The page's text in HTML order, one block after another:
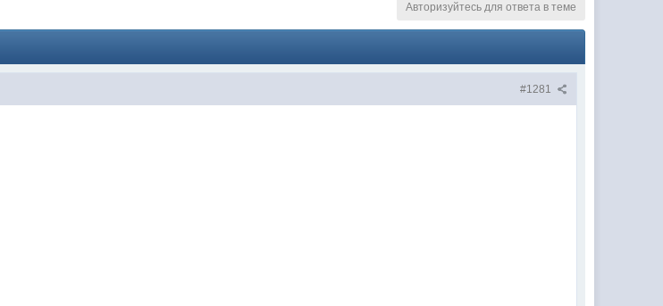
Авторизуйтесь для ответа в теме
#1281